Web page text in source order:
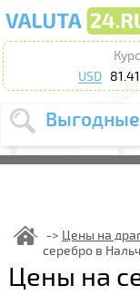
USD 81.41
Выберите
курс от
Выберите
действие:
Цены на
серебро в
Цены на